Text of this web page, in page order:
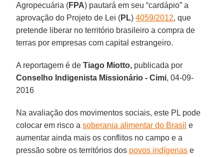
Agropecuária (FPA) pautará em seu “cardápio” a
aprovação do Projeto de Lei (PL)4059/2012, que
pretende liberar no território brasileiro a compra de
terras por empresas com capital estrangeiro.
A reportagem é deTiago Miotto, publicada por
Conselho Indigenista Missionário -Cimi, 04-09-
2016
Na avaliação dos movimentos sociais, este PL pode
colocar em risco asoberania alimentar do Brasil e
aumentar ainda mais os conflitos no campo e a
pressão sobre os territórios dos povos indígenas e